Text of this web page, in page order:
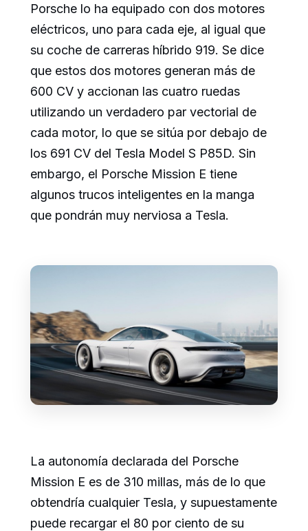
Porsche lo ha equipado con dos motores
eléctricos, uno para cada eje, al igual que
su coche de carreras híbrido 919. Se dice
que estos dos motores generan más de
600 CV y accionan las cuatro ruedas
utilizando un verdadero par vectorial de
cada motor, lo que se sitúa por debajo de
los 691 CV del Tesla Model S P85D. Sin
embargo, el Porsche Mission E tiene
algunos trucos inteligentes en la manga
que pondrán muy nerviosa a Tesla.
La autonomía declarada del Porsche
Mission E es de 310 millas, más de lo que
obtendría cualquier Tesla, y supuestamente
puede recargar el 80 por ciento de su